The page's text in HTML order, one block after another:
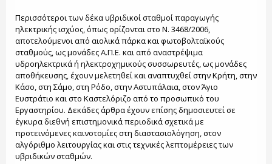
Περισσότεροι των δέκα υβριδικοί σταθμοί παραγωγής
ηλεκτρικής ισχύος, όπως ορίζονται στο Ν. 3468/2006,
αποτελούμενοι από αιολικά πάρκα και φωτοβολταϊκούς
σταθμούς, ως μονάδες Α.Π.Ε. και από αναστρέψιμα
υδροηλεκτρικά ή ηλεκτροχημικούς συσσωρευτές, ως μονάδες
αποθήκευσης, έχουν μελετηθεί και αναπτυχθεί στην Κρήτη, στην
Κάσο, στη Σάμο, στη Ρόδο, στην Αστυπάλαια, στον Άγιο
Ευστράτιο και στο Καστελόριζο από το προσωπικό του
Εργαστηρίου. Δεκάδες άρθρα έχουν επίσης δημοσιευτεί σε
έγκυρα διεθνή επιστημονικά περιοδικά σχετικά με
προτεινόμενες καινοτομίες στη διαστασιολόγηση, στον
αλγόριθμο λειτουργίας και στις τεχνικές λεπτομέρειες των
υβριδικών σταθμών.